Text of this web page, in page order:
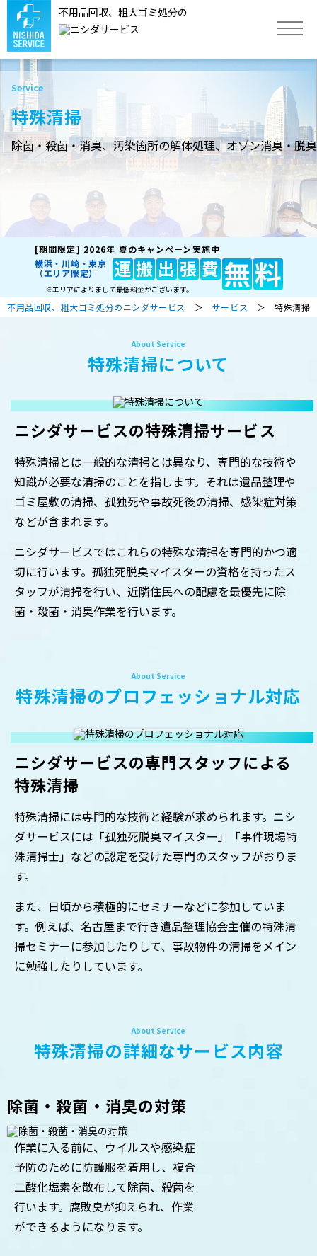
不用品回収、粗大ゴミ処分の
トップ
サービス
不用品回収品目
作業実績
よくあるご質問
特殊清掃
除菌・殺菌・消臭、汚染箇所の解体処理、オゾン消臭・脱臭
[期間限定] 2026年 夏のキャンペーン実施中
横浜・川崎・東京
（エリア限定）
運 搬 出 張 費 無料
※エリアによりまして最低料金がございます。
不用品回収、粗大ゴミ処分のニシダサービス ＞ サービス ＞ 特殊清掃
特殊清掃について
ニシダサービスの特殊清掃サービス
特殊清掃とは一般的な清掃とは異なり、専門的な技術や
知識が必要な清掃のことを指します。それは遺品整理や
ゴミ屋敷の清掃、孤独死や事故死後の清掃、感染症対策
などが含まれます。
ニシダサービスではこれらの特殊な清掃を専門的かつ適
切に行います。孤独死脱臭マイスターの資格を持ったス
タッフが清掃を行い、近隣住民への配慮を最優先に除
菌・殺菌・消臭作業を行います。
特殊清掃のプロフェッショナル対応
ニシダサービスの専門スタッフによる
特殊清掃
特殊清掃には専門的な技術と経験が求められます。ニシ
ダサービスには「孤独死脱臭マイスター」「事件現場特
殊清掃士」などの認定を受けた専門のスタッフがおりま
す。
また、日頃から積極的にセミナーなどに参加していま
す。例えば、名古屋まで行き遺品整理協会主催の特殊清
掃セミナーに参加したりして、事故物件の清掃をメイン
に勉強したりしています。
特殊清掃の詳細なサービス内容
除菌・殺菌・消臭の対策
作業に入る前に、ウイルスや感染症
予防のために防護服を着用し、複合
二酸化塩素を散布して除菌、殺菌を
行います。腐敗臭が抑えられ、作業
ができるようになります。